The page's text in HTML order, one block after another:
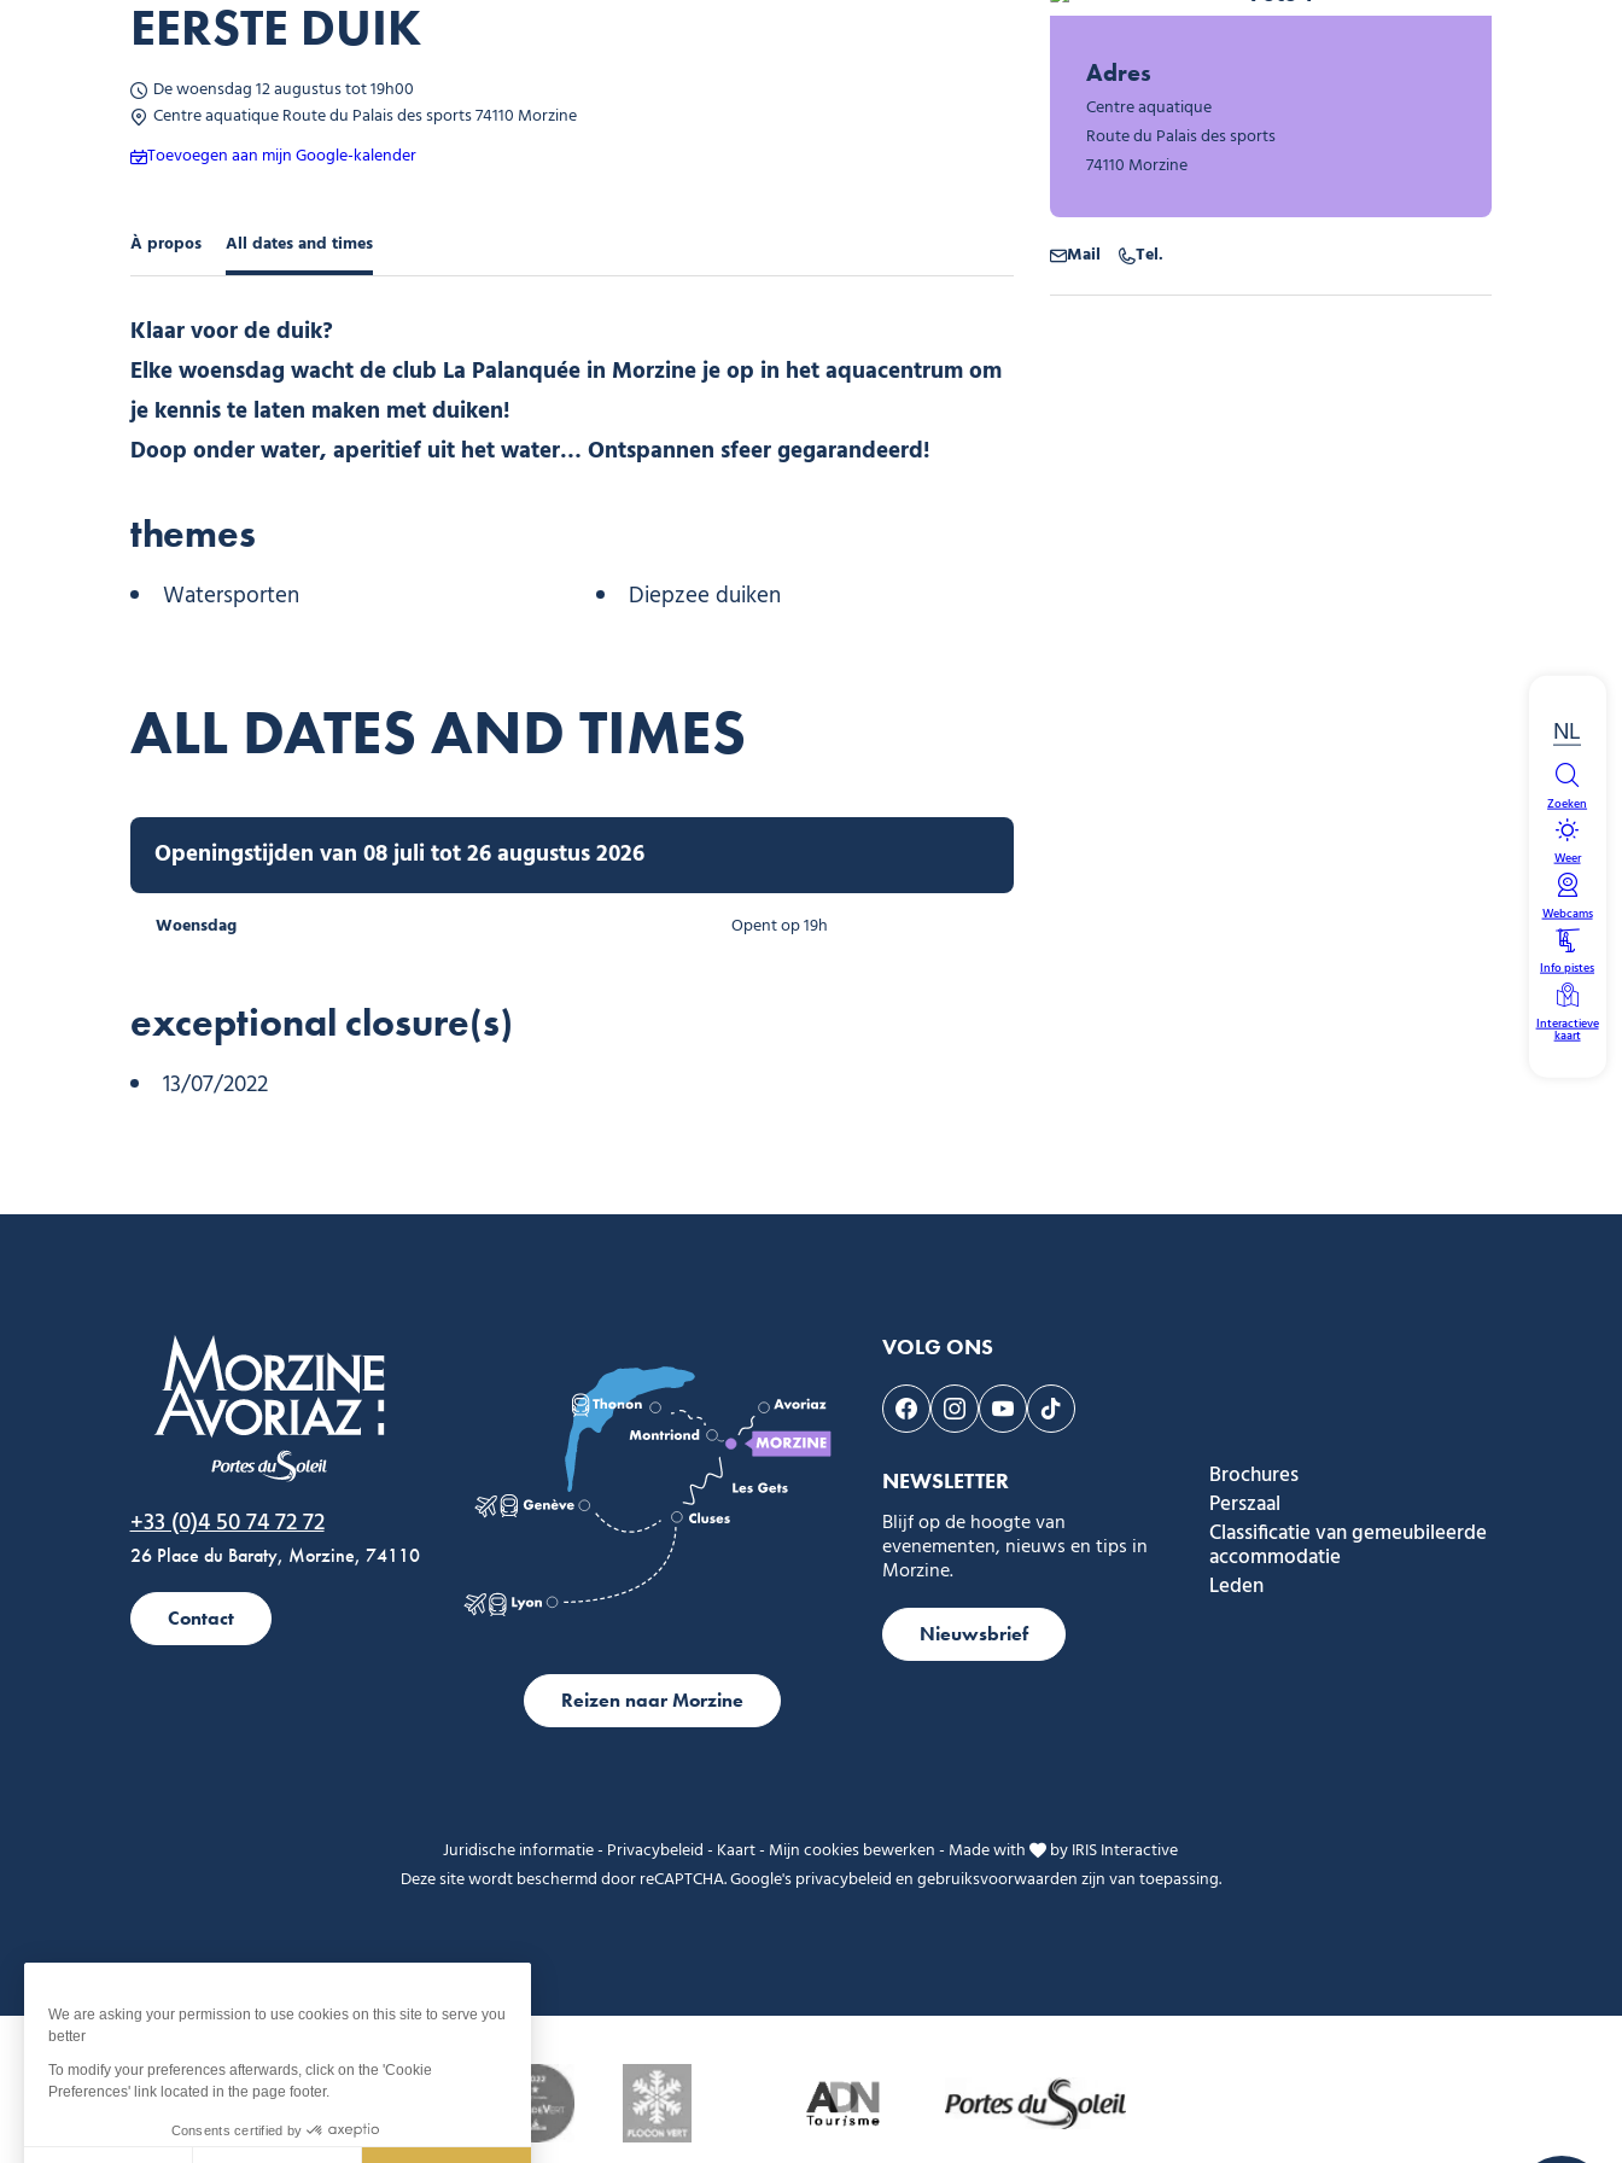
NL
Zoeken
Weer
Webcams
Info pistes
Interactieve
kaart
EERSTE DUIK
De woensdag 12 augustus tot 19h00
Centre aquatique Route du Palais des sports 74110 Morzine
Toevoegen aan mijn Google-kalender
À propos All dates and times
Klaar voor de duik?
Elke woensdag wacht de club La Palanquée in Morzine je op in het aquacentrum om
je kennis te laten maken met duiken!
Doop onder water, aperitief uit het water… Ontspannen sfeer gegarandeerd!
themes
Watersporten Diepzee duiken
ALL DATES AND TIMES
Openingstijden van 08 juli tot 26 augustus 2026
Woensdag Opent op 19h
exceptional closure(s)
13/07/2022
Foto 1
Adres
Centre aquatique
Route du Palais des sports
74110 Morzine
Mail Tel.
+33 (0)4 50 74 72 72
26 Place du Baraty, Morzine, 74110
Contact
Reizen naar Morzine
VOLG ONS
Volg ons op Facebook
Volg ons op Instagram
Volg ons op Youtube
Volg ons op Tiktok
NEWSLETTER
Blijf op de hoogte van
evenementen, nieuws en tips in
Morzine.
Nieuwsbrief
Brochures
Perszaal
Classificatie van gemeubileerde
accommodatie
Leden
Juridische informatie- Privacybeleid- Kaart- Mijn cookies bewerken- Made with byIRIS Interactive
Deze site wordt beschermd door reCAPTCHA. Google'sprivacybeleidengebruiksvoorwaardenzijn van toepassing.